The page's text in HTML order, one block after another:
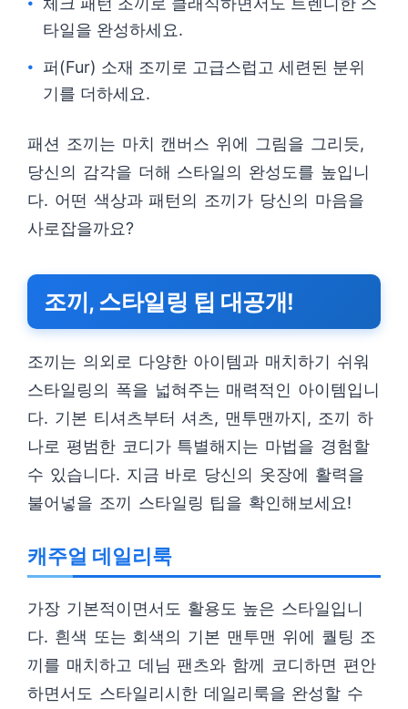
타일을 완성하세요.
퍼(Fur) 소재 조끼로 고급스럽고 세련된 분위
기를 더하세요.
패션 조끼는 마치 캔버스 위에 그림을 그리듯,
당신의 감각을 더해 스타일의 완성도를 높입니
다. 어떤 색상과 패턴의 조끼가 당신의 마음을
사로잡을까요?
조끼, 스타일링 팁 대공개!
조끼는 의외로 다양한 아이템과 매치하기 쉬워
스타일링의 폭을 넓혀주는 매력적인 아이템입니
다. 기본 티셔츠부터 셔츠, 맨투맨까지, 조끼 하
나로 평범한 코디가 특별해지는 마법을 경험할
수 있습니다. 지금 바로 당신의 옷장에 활력을
불어넣을 조끼 스타일링 팁을 확인해보세요!
캐주얼 데일리룩
가장 기본적이면서도 활용도 높은 스타일입니
다. 흰색 또는 회색의 기본 맨투맨 위에 퀄팅 조
끼를 매치하고 데님 팬츠와 함께 코디하면 편안
하면서도 스타일리시한 데일리룩을 완성할 수